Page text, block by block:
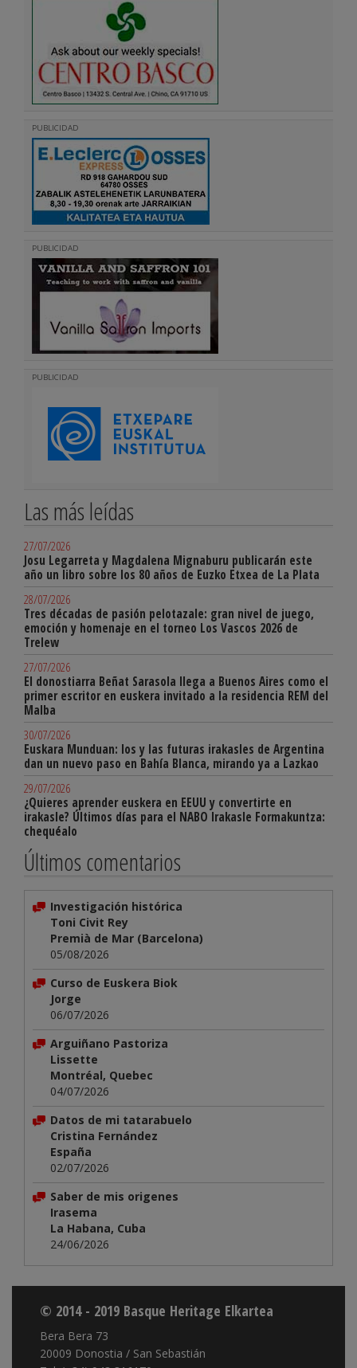
PUBLICIDAD
PUBLICIDAD
PUBLICIDAD
Las más leídas
27/07/2026
Josu Legarreta y Magdalena Mignaburu publicarán este
año un libro sobre los 80 años de Euzko Etxea de La Plata
28/07/2026
Tres décadas de pasión pelotazale: gran nivel de juego,
emoción y homenaje en el torneo Los Vascos 2026 de
Trelew
27/07/2026
El donostiarra Beñat Sarasola llega a Buenos Aires como el
primer escritor en euskera invitado a la residencia REM del
Malba
30/07/2026
Euskara Munduan: los y las futuras irakasles de Argentina
dan un nuevo paso en Bahía Blanca, mirando ya a Lazkao
29/07/2026
¿Quieres aprender euskera en EEUU y convertirte en
irakasle? Últimos días para el NABO Irakasle Formakuntza:
chequéalo
Últimos comentarios
Investigación histórica
Toni Civit Rey
Premià de Mar (Barcelona)
05/08/2026
Curso de Euskera Biok
Jorge
06/07/2026
Arguiñano Pastoriza
Lissette
Montréal, Quebec
04/07/2026
Datos de mi tatarabuelo
Cristina Fernández
España
02/07/2026
Saber de mis origenes
Irasema
La Habana, Cuba
24/06/2026
© 2014 - 2019 Basque Heritage Elkartea
Bera Bera 73
20009 Donostia / San Sebastián